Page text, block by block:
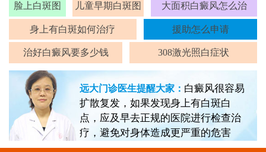
脸上白斑图 儿童早期白斑图 大面积白癜风怎么治
身上有白斑如何治疗 援助怎么申请
治好白癜风要多少钱 308激光照白症状
远大门诊医生提醒大家： 白癜风很容易
扩散复发，如果发现身上有白斑白
点，应及早去正规的医院进行检查治
疗，避免对身体造成更严重的危害